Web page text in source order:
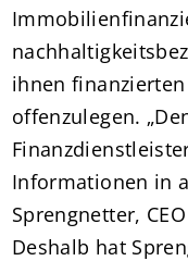
ihnen
offenzulegen.
Informationen in
Sprengnetter,
Deshalb hat